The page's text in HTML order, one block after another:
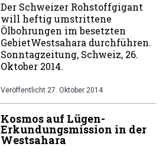
Der Schweizer Rohstoffgigant
will heftig umstrittene
Ölbohrungen im besetzten
GebietWestsahara durchführen.
Sonntagzeitung, Schweiz, 26.
Oktober 2014.
Veröffentlicht 27. Oktober 2014
Kosmos auf Lügen-
Erkundungsmission in der
Westsahara